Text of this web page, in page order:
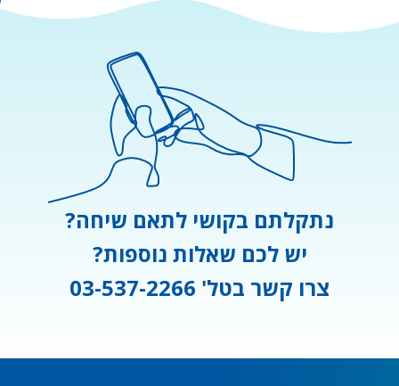
נתקלתם בקושי לתאם שיחה?
יש לכם שאלות נוספות?
צרו קשר בטל' 03-537-2266